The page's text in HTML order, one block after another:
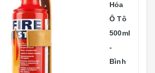
Hỏa
Ô Tô
500ml
-
Bình